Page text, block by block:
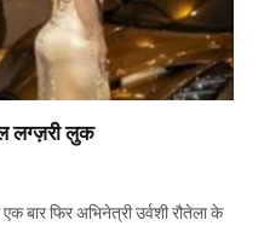
लग्ज़री लुक
फिर अभिनेत्री उर्वशी रौतेला के